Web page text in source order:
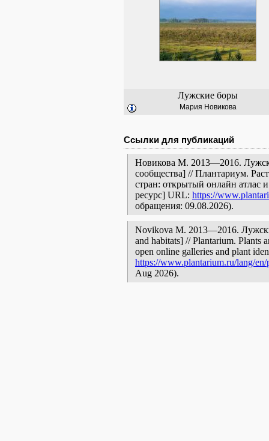
Лужские боры
Мария Новикова
Ссылки для публикаций
Новикова М. 2013—2016.
сообщества] // Плантариум.
стран: открытый онлайн атлас
ресурс] URL: https://
обращения: 09.08.2026).
Novikova M. 2013—2016.
and habitats] // Plantarium. Plants
open online galleries and plant
https://www.plantarium.ru/lang/
Aug 2026).